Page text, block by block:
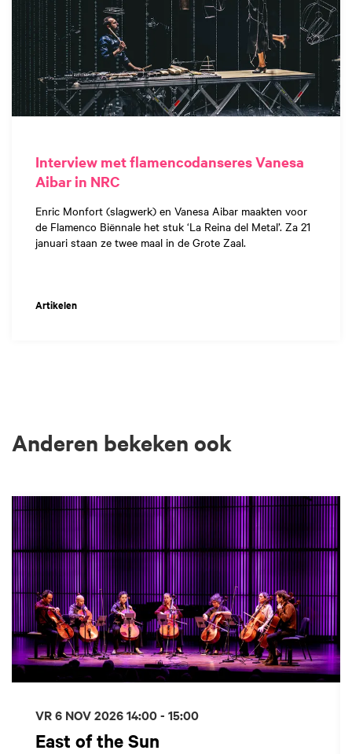
Interview met flamencodanseres Vanesa
Aibar in NRC
Enric Monfort (slagwerk) en Vanesa Aibar maakten voor
de Flamenco Biënnale het stuk ‘La Reina del Metal’. Za 21
januari staan ze twee maal in de Grote Zaal.
Artikelen
Anderen bekeken ook
East of the Sun
VR 6 NOV 202614:00 - 15:00